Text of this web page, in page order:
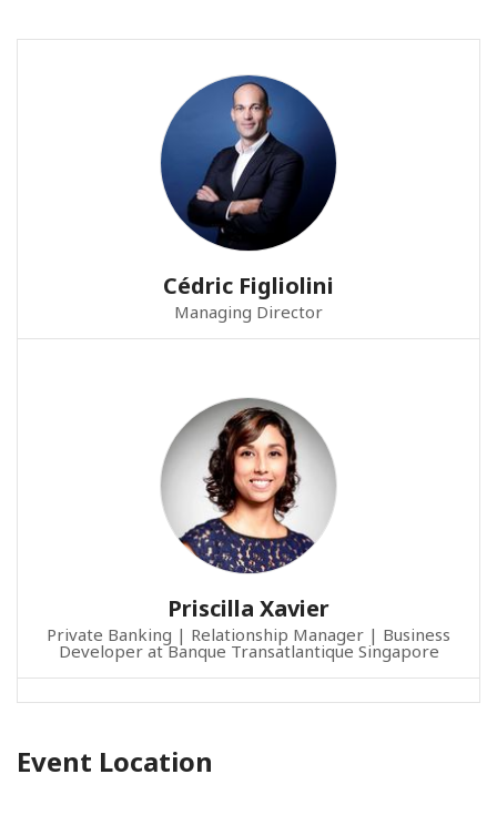
Cédric Figliolini
Managing Director
Priscilla Xavier
Private Banking | Relationship Manager | Business
Developer at Banque Transatlantique Singapore
Event Location